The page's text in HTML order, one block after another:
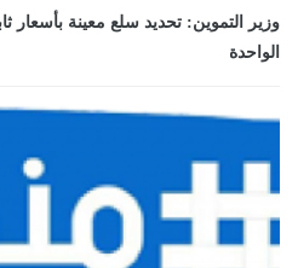
وزير التموين: تحديد سلع معينة
الواحدة